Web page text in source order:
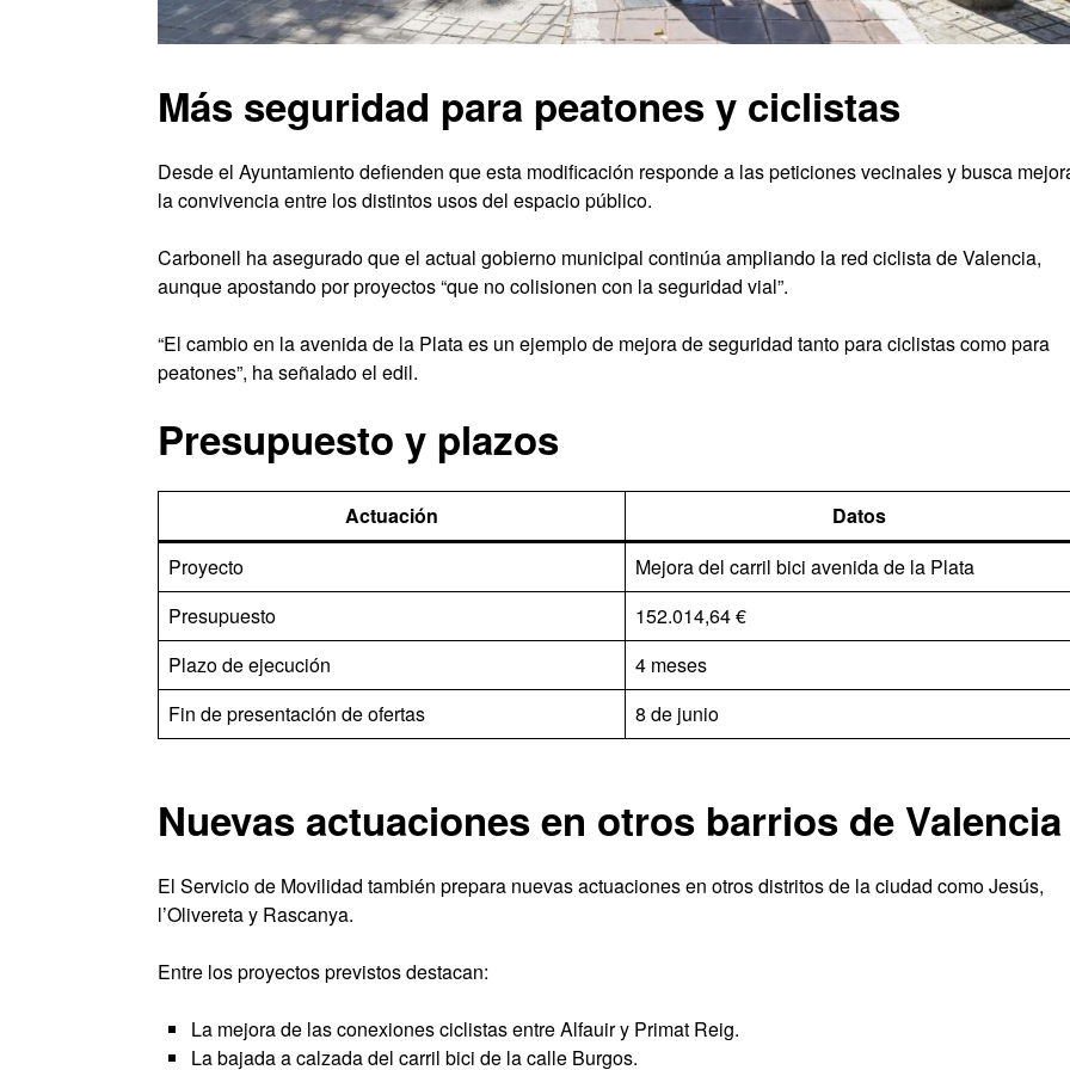
Más seguridad para peatones y ciclistas
Desde el Ayuntamiento defienden que esta modificación responde a las peticiones vecinales y busca
la convivencia entre los distintos usos del espacio público.
Carbonell ha asegurado que el actual gobierno municipal continúa ampliando la red ciclista de Valencia,
aunque apostando por proyectos “que no colisionen con la seguridad vial”.
“El cambio en la avenida de la Plata es un ejemplo de mejora de seguridad tanto para ciclistas como para
peatones”, ha señalado el edil.
Presupuesto y plazos
Actuación
Datos
Proyecto
Mejora del carril bici avenida de la Plata
Presupuesto
152.014,64 €
Plazo de ejecución
4 meses
Fin de presentación de ofertas
8 de junio
Nuevas actuaciones en otros barrios de Valencia
El Servicio de Movilidad también prepara nuevas actuaciones en otros distritos de la ciudad como Jesús,
l’Olivereta y Rascanya.
Entre los proyectos previstos destacan:
La mejora de las conexiones ciclistas entre Alfauir y Primat Reig.
La bajada a calzada del carril bici de la calle Burgos.